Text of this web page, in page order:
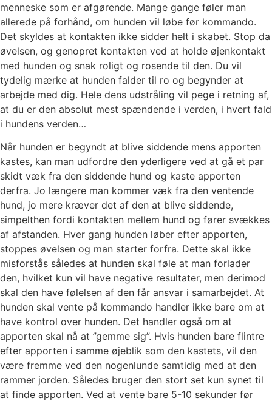
menneske som er afgørende. Mange gange føler man
allerede på forhånd, om hunden vil løbe før kommando.
Det skyldes at kontakten ikke sidder helt i skabet. Stop da
øvelsen, og genopret kontakten ved at holde øjenkontakt
med hunden og snak roligt og rosende til den. Du vil
tydelig mærke at hunden falder til ro og begynder at
arbejde med dig. Hele dens udstråling vil pege i retning af,
at du er den absolut mest spændende i verden, i hvert fald
i hundens verden…
Når hunden er begyndt at blive siddende mens apporten
kastes, kan man udfordre den yderligere ved at gå et par
skidt væk fra den siddende hund og kaste apporten
derfra. Jo længere man kommer væk fra den ventende
hund, jo mere kræver det af den at blive siddende,
simpelthen fordi kontakten mellem hund og fører svækkes
af afstanden. Hver gang hunden løber efter apporten,
stoppes øvelsen og man starter forfra. Dette skal ikke
misforstås således at hunden skal føle at man forlader
den, hvilket kun vil have negative resultater, men derimod
skal den have følelsen af den får ansvar i samarbejdet. At
hunden skal vente på kommando handler ikke bare om at
have kontrol over hunden. Det handler også om at
apporten skal nå at ”gemme sig”. Hvis hunden bare flintre
efter apporten i samme øjeblik som den kastets, vil den
være fremme ved den nogenlunde samtidig med at den
rammer jorden. Således bruger den stort set kun synet til
at finde apporten. Ved at vente bare 5-10 sekunder før